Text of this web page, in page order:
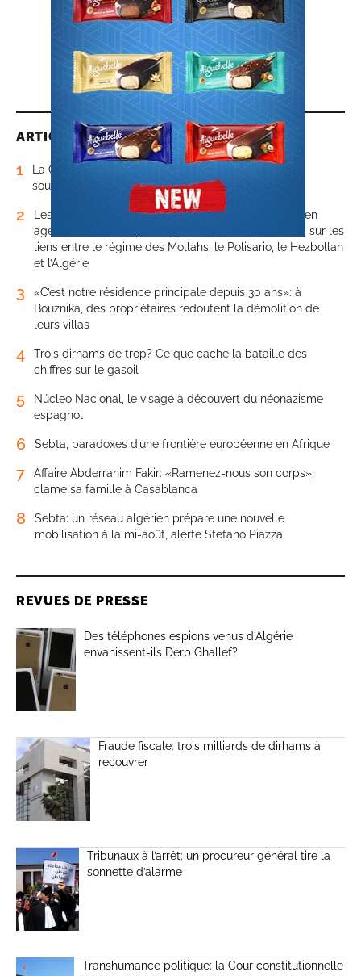
ARTICLES LES PLUS LUS
1
La Colombie change de position et reconnaît la
souveraineté du Maroc sur son Sahara
2
Les révélations explosives de Matthieu Ghadiri, ancien
agent du contre-espionnage français infiltré en Iran, sur les
liens entre le régime des Mollahs, le Polisario, le Hezbollah
et l’Algérie
3
«C’est notre résidence principale depuis 30 ans»: à
Bouznika, des propriétaires redoutent la démolition de
leurs villas
4
Trois dirhams de trop? Ce que cache la bataille des
chiffres sur le gasoil
5
Núcleo Nacional, le visage à découvert du néonazisme
espagnol
6 Sebta, paradoxes d’une frontière européenne en Afrique
7
Affaire Abderrahim Fakir: «Ramenez-nous son corps»,
clame sa famille à Casablanca
8
Sebta: un réseau algérien prépare une nouvelle
mobilisation à la mi-août, alerte Stefano Piazza
REVUES DE PRESSE
Des téléphones espions venus d’Algérie
envahissent-ils Derb Ghallef?
Fraude fiscale: trois milliards de dirhams à
recouvrer
Tribunaux à l’arrêt: un procureur général tire la
sonnette d’alarme
Transhumance politique: la Cour constitutionnelle